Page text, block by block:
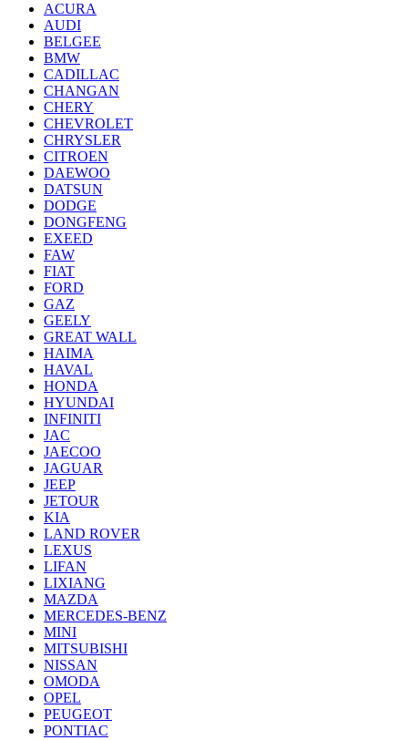
ACURA
AUDI
BELGEE
BMW
CADILLAC
CHANGAN
CHERY
CHEVROLET
CHRYSLER
CITROEN
DAEWOO
DATSUN
DODGE
DONGFENG
EXEED
FAW
FIAT
FORD
GAZ
GEELY
GREAT WALL
HAIMA
HAVAL
HONDA
HYUNDAI
INFINITI
JAC
JAECOO
JAGUAR
JEEP
JETOUR
KIA
LAND ROVER
LEXUS
LIFAN
LIXIANG
MAZDA
MERCEDES-BENZ
MINI
MITSUBISHI
NISSAN
OMODA
OPEL
PEUGEOT
PONTIAC